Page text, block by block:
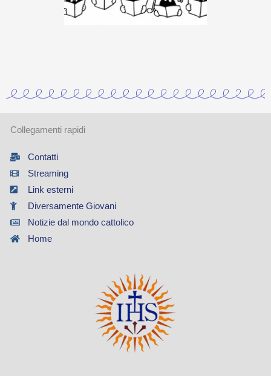
Collegamenti rapidi
Contatti
Streaming
Link esterni
Diversamente Giovani
Notizie dal mondo cattolico
Home